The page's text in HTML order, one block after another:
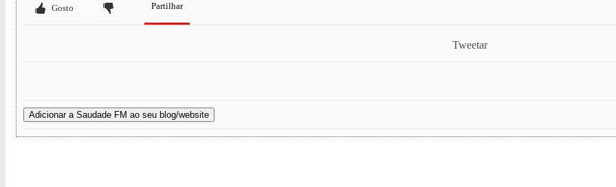
Gosto Partilhar
Tweetar
Adicionar a Saudade FM ao seu blog/website